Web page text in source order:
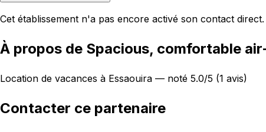
Cet établissement n'a pas encore activé son contact direct.
À propos de Spacious, comfortable
Location de vacances à Essaouira — noté 5.0/5 (1 avis)
Contacter ce partenaire